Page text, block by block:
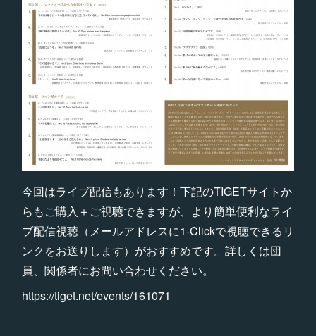
今回はライブ配信もあります！下記のTIGETサイトか
らもご購入＋ご視聴できますが、より簡単便利なライ
ブ配信視聴（メールアドレスに1-Clickで視聴できるリ
ンクをお送りします）がおすすめです。詳しくは団
員、関係者にお問い合わせください。
https://tiget.net/events/161071